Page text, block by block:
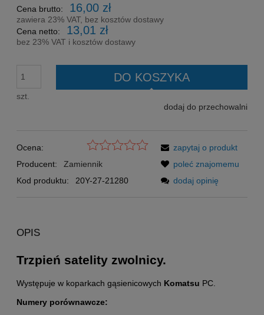
Cena brutto: 16,00 zł
zawiera 23% VAT, bez kosztów dostawy
Cena netto:
13,01 zł
bez 23% VAT i kosztów dostawy
szt.
DO KOSZYKA
dodaj do przechowalni
Ocena:
Producent:
Zamiennik
Kod produktu:
20Y-27-21280
zapytaj o produkt
poleć znajomemu
dodaj opinię
OPIS
Trzpień satelity zwolnicy.
Występuje w koparkach gąsienicowych Komatsu PC.
Numery porównawcze: